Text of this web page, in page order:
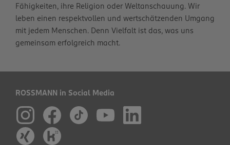
Fähigkeiten, ihre Religion oder Weltanschauung. Wir
leben einen respektvollen und wertschätzenden Umgang
mit jedem Menschen. Denn Vielfalt ist das, was uns
gemeinsam erfolgreich macht.
ROSSMANN in Social Media